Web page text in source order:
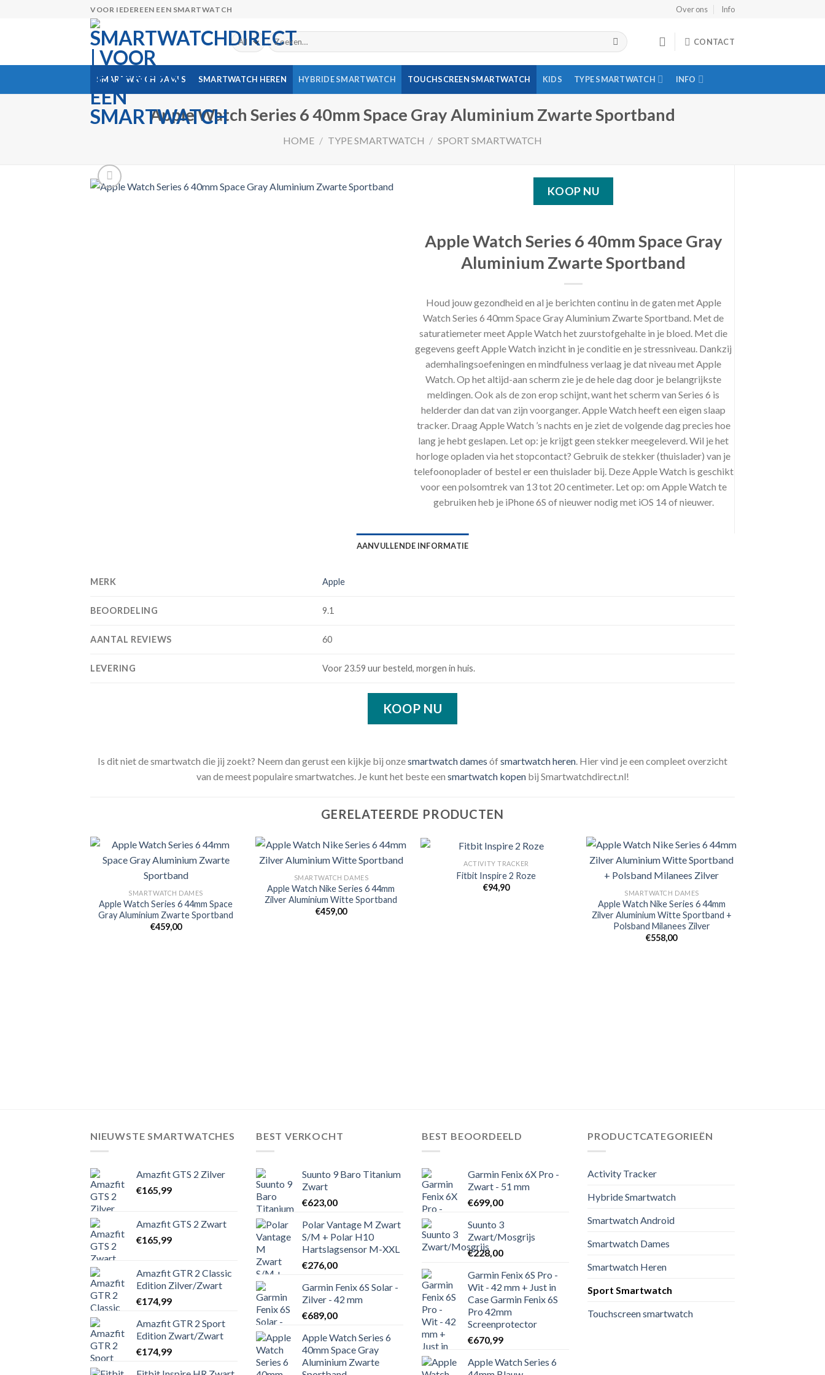
VOOR IEDEREEN EEN SMARTWATCH Over ons Info
Zoeken
naar:
CONTACT
SMARTWATCH DAMES SMARTWATCH HEREN HYBRIDE SMARTWATCH TOUCHSCREEN SMARTWATCH KIDS TYPE SMARTWATCH INFO
Apple Watch Series 6 40mm Space Gray Aluminium Zwarte Sportband
HOME / TYPE SMARTWATCH / SPORT SMARTWATCH
KOOP NU
Apple Watch Series 6 40mm Space Gray
Aluminium Zwarte Sportband
Houd jouw gezondheid en al je berichten continu in de gaten met Apple
Watch Series 6 40mm Space Gray Aluminium Zwarte Sportband. Met de
saturatiemeter meet Apple Watch het zuurstofgehalte in je bloed. Met die
gegevens geeft Apple Watch inzicht in je conditie en je stressniveau. Dankzij
ademhalingsoefeningen en mindfulness verlaag je dat niveau met Apple
Watch. Op het altijd-aan scherm zie je de hele dag door je belangrijkste
meldingen. Ook als de zon erop schijnt, want het scherm van Series 6 is
helderder dan dat van zijn voorganger. Apple Watch heeft een eigen slaap
tracker. Draag Apple Watch ’s nachts en je ziet de volgende dag precies hoe
lang je hebt geslapen. Let op: je krijgt geen stekker meegeleverd. Wil je het
horloge opladen via het stopcontact? Gebruik de stekker (thuislader) van je
telefoonoplader of bestel er een thuislader bij. Deze Apple Watch is geschikt
voor een polsomtrek van 13 tot 20 centimeter. Let op: om Apple Watch te
gebruiken heb je iPhone 6S of nieuwer nodig met iOS 14 of nieuwer.
AANVULLENDE INFORMATIE
MERK Apple
BEOORDELING 9.1
AANTAL REVIEWS 60
LEVERING Voor 23.59 uur besteld, morgen in huis.
KOOP NU
Is dit niet de smartwatch die jij zoekt? Neem dan gerust een kijkje bij onzesmartwatch dames ófsmartwatch heren . Hier vind je een compleet overzicht
van de meest populaire smartwatches. Je kunt het beste een smartwatch kopenbij Smartwatchdirect.nl!
GERELATEERDE PRODUCTEN
Toevoegen
aan
verlanglijst
SMARTWATCH DAMES
Apple Watch Series 6 44mm Space
Gray Aluminium Zwarte Sportband
€459,00
Toevoegen
aan
SMARTWATCH DAMES
Apple Watch Nike Series 6 44mm
Zilver Aluminium Witte Sportband
€459,00
ACTIVITY TRACKER
Fitbit Inspire 2 Roze
€94,90
Toevoegen
aan
verlanglijst
SMARTWATCH DAMES
Apple Watch Nike Series 6 44mm
Zilver Aluminium Witte Sportband +
Polsband Milanees Zilver
€558,00
NIEUWSTE SMARTWATCHES
Amazfit GTS 2 Zilver
€165,99
Amazfit GTS 2 Zwart
€165,99
Amazfit GTR 2 Classic
Edition Zilver/Zwart
€174,99
Amazfit GTR 2 Sport
Edition Zwart/Zwart
€174,99
BEST VERKOCHT
Suunto 9 Baro Titanium
Zwart
€623,00
Polar Vantage M Zwart
S/M + Polar H10
Hartslagsensor M-XXL
€276,00
Garmin Fenix 6S Solar -
Zilver - 42 mm
€689,00
Apple Watch Series 6
40mm Space Gray
Aluminium Zwarte
BEST BEOORDEELD
Garmin Fenix 6X Pro -
Zwart - 51 mm
€699,00
Suunto 3
Zwart/Mosgrijs
€228,00
Garmin Fenix 6S Pro -
Wit - 42 mm + Just in
Case Garmin Fenix 6S
Pro 42mm
Screenprotector
€670,99
Apple Watch Series 6
PRODUCTCATEGORIEËN
Activity Tracker
Hybride Smartwatch
Smartwatch Android
Smartwatch Dames
Smartwatch Heren
Sport Smartwatch
Touchscreen smartwatch